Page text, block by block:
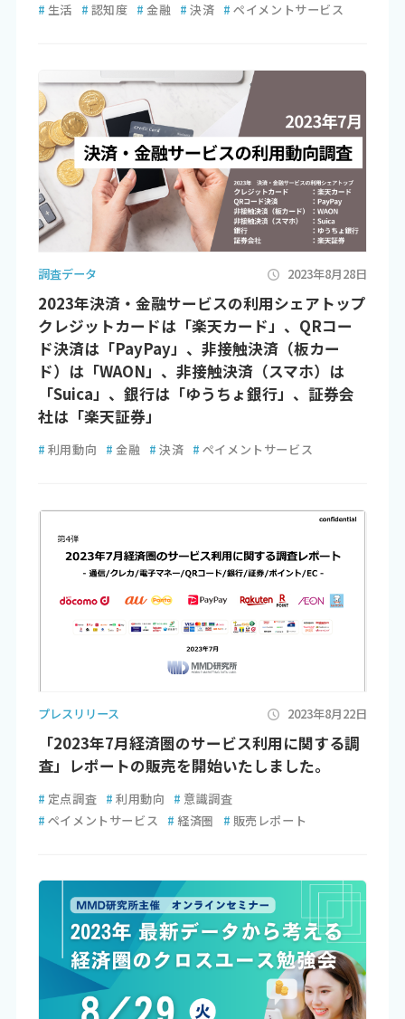
# 生活 # 認知度 # 金融 # 決済 # ペイメントサービス
調査データ 2023年8月28日
2023年決済・金融サービスの利用シェアトップ
クレジットカードは「楽天カード」、QRコー
ド決済は「PayPay」、非接触決済（板カー
ド）は「WAON」、非接触決済（スマホ）は
「Suica」、銀行は「ゆうちょ銀行」、証券会
社は「楽天証券」
# 利用動向 # 金融 # 決済 # ペイメントサービス
プレスリリース 2023年8月22日
「2023年7月経済圏のサービス利用に関する調
査」レポートの販売を開始いたしました。
# 定点調査 # 利用動向 # 意識調査
# ペイメントサービス # 経済圏 # 販売レポート